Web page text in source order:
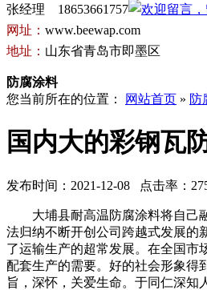
张经理 18653661757
网址： www.beewap.com
地址： 山东省青岛市即墨区
防腐涂料
您当前所在的位置：
网站首页 » 防
国内大的彩钢瓦
发布时间：2021-12-08 点击率：
大埔县耐高温防腐涂料将自己融
法归纳不断开创公司跨越式发展的
了运输生产的超常发展。在全国市
配套生产的需要。好的社会形象得
旨，深怀，关爱生命。于同仁深知